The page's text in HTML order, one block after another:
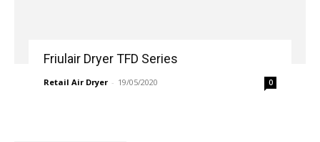
Friulair Dryer TFD Series
Retail Air Dryer - 19/05/2020 0